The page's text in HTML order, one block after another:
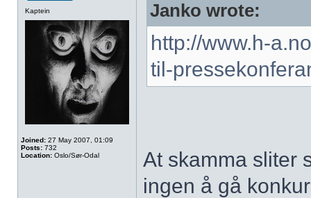
Kaptein
Joined: 27 May 2007, 01:09
Posts: 732
Location: Oslo/Sør-Odal
Janko wrote:
http://www.h-
til-
At skamma sliter
ingen å gå